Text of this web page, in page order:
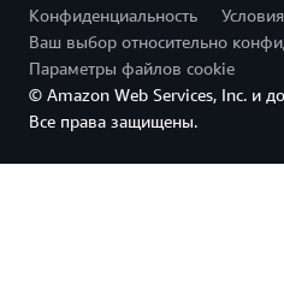
Конфиденциальность
Ваш выбор относительно
Параметры файлов cookie
© Amazon Web Services, Inc. и
Все права защищены.